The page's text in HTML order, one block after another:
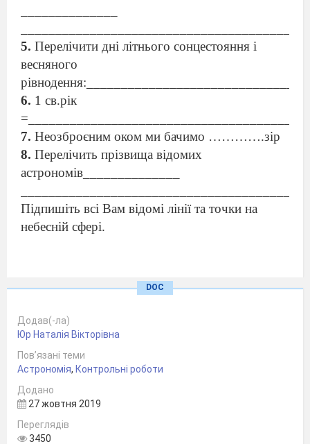
5. Перелічити дні літнього сонцестояння і
весняного
рівнодення:
6. 1 св.рік
7. Неозброєним оком ми бачимо ………….зір
8. Перелічить прізвища відомих
астрономів______________
Підпишіть всі Вам відомі лінії та точки на
небесній сфері.
DOC
Додав(-ла)
Юр Наталія Вікторівна
Пов’язані теми
Астрономія, Контрольні роботи
Додано
27 жовтня 2019
Переглядів
3450